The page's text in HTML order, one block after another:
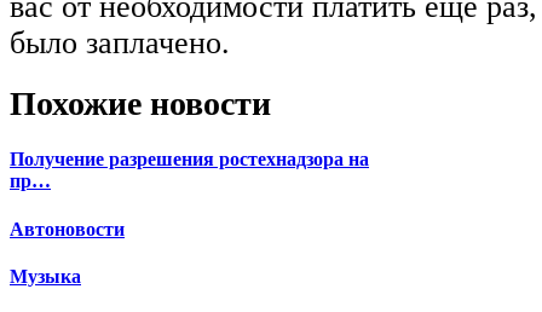
вас от необходимости платить еще
было заплачено.
Похожие новости
Получение разрешения ростехнадзора на
пр…
Автоновости
Музыка